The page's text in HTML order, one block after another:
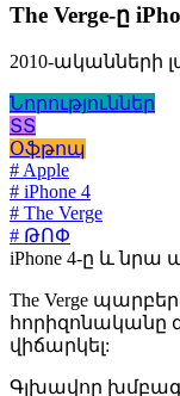
The Verge-ը
2010-ականների
Նորություններ
ՏՏ
Օֆթոպ
# Apple
# iPhone 4
# The Verge
# ԹՈՓ
iPhone 4-ը և նրա
The Verge
հորիզոնականը
վիճարկել:
Գլխավոր